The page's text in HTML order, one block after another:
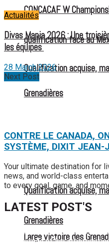
CONCACAF W
qualification face au
Qualification acquise,
Grenadières
Qualification acquise,
Grenadières
Large victoire des
Actualités
Divas Mania 2026 : Une
les équipes
28 March 2026
Next Post
CONTRE LE CANADA,
SYSTÈME, DIXIT JEAN-
Your ultimate destination for
news, and world-class
to every goal, game, and
LATEST POST'S
52 ans du Baltimore SC : une
l’inquiétude et les